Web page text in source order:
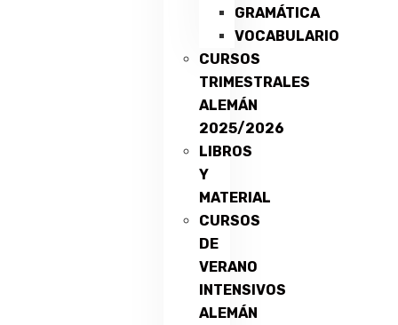
GRAMÁTICA
VOCABULARIO
CURSOS
TRIMESTRALES
ALEMÁN
2025/2026
LIBROS
Y
MATERIAL
CURSOS
DE
VERANO
INTENSIVOS
ALEMÁN